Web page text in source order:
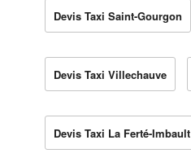
Devis Taxi Saint-Gourgon
Devis Taxi Villechauve
Devis Taxi La Ferté-Imbault